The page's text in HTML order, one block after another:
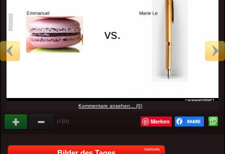
Kommentare ansehen... (0)
(+20) Merken
Startseite